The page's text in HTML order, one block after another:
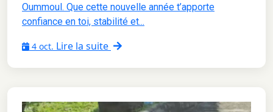
Oummoul. Que cette nouvelle année t’apporte
confiance en toi, stabilité et...
4 oct. Lire la suite